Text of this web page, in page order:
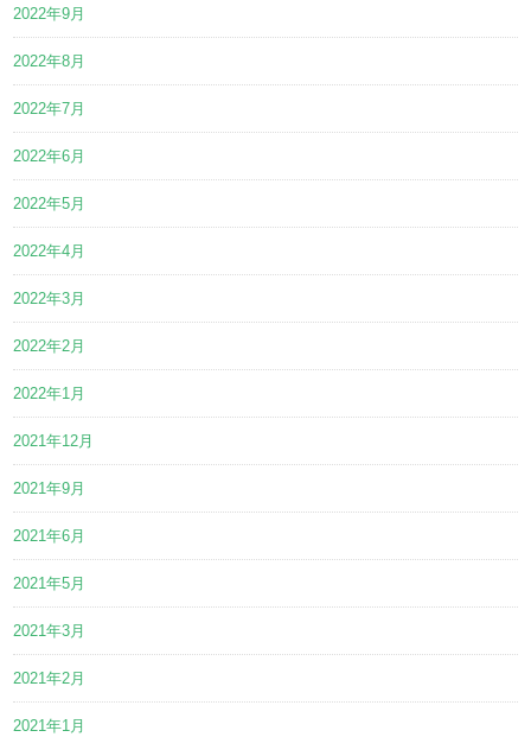
2022年9月
2022年8月
2022年7月
2022年6月
2022年5月
2022年4月
2022年3月
2022年2月
2022年1月
2021年12月
2021年9月
2021年6月
2021年5月
2021年3月
2021年2月
2021年1月